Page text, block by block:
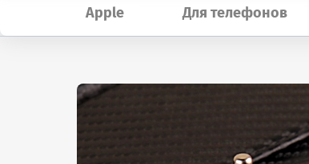
Apple Для телефонов